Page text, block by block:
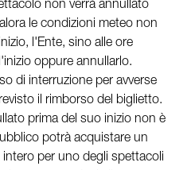
non verrà annullato
le condizioni meteo non
l'Ente, sino alle ore
oppure annullarlo.
di interruzione per avverse
il rimborso del biglietto.
prima del suo inizio non è
potrà acquistare un
per uno degli spettacoli